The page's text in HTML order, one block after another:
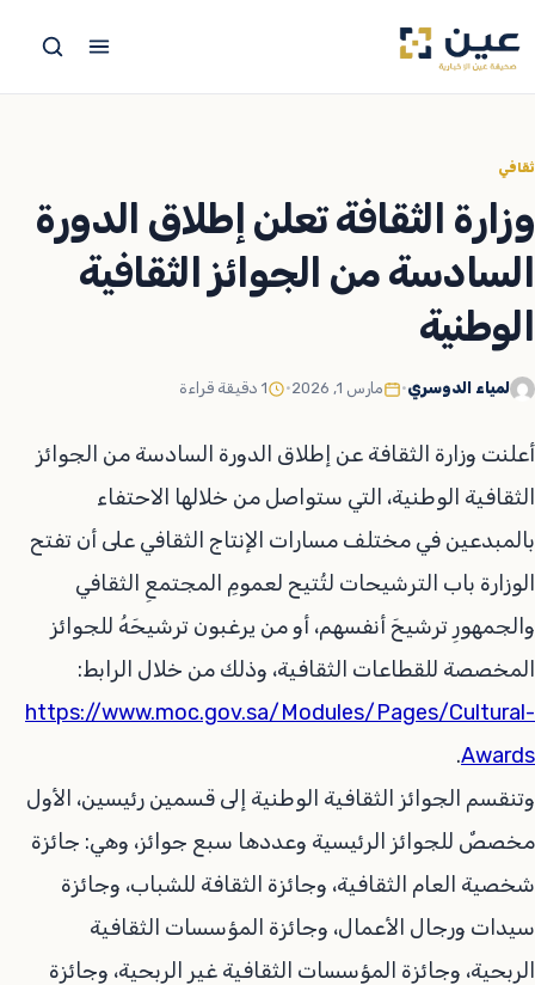
إلى
ثقافي
وزارة الثقافة تعلن إطلاق الدورة
السادسة من الجوائز الثقافية
الوطنية
لمياء الدوسري• مارس 1, 2026 • 1 دقيقة قراءة
أعلنت وزارة الثقافة عن إطلاق الدورة السادسة من الجوائز
الثقافية الوطنية، التي ستواصل من خلالها الاحتفاء
بالمبدعين في مختلف مسارات الإنتاج الثقافي على أن تفتح
الوزارة باب الترشيحات لتُتيح لعمومِ المجتمعِ الثقافي
والجمهورِ ترشيحَ أنفسهم، أو من يرغبون ترشيحَهُ للجوائز
المخصصة للقطاعات الثقافية، وذلك من خلال الرابط:
https://www.moc.gov.sa/Modules/Pages/Cultural-
Awards
.
وتنقسم الجوائز الثقافية الوطنية إلى قسمين رئيسين، الأول
مخصصٌ للجوائز الرئيسية وعددها سبع جوائز، وهي: جائزة
شخصية العام الثقافية، وجائزة الثقافة للشباب، وجائزة
سيدات ورجال الأعمال، وجائزة المؤسسات الثقافية
الربحية، وجائزة المؤسسات الثقافية غير الربحية، وجائزة